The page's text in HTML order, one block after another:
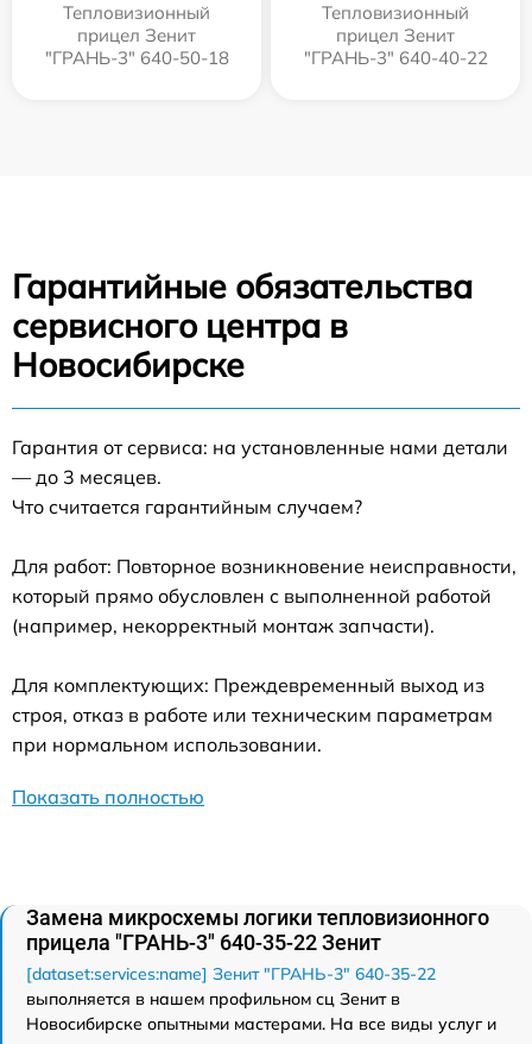
Тепловизионный
прицел Зенит
"ГРАНЬ-3" 640-50-18
Тепловизионный
прицел Зенит
"ГРАНЬ-3" 640-40-22
Гарантийные обязательства
сервисного центра в
Новосибирске
Гарантия от сервиса: на установленные нами детали
— до 3 месяцев.
Что считается гарантийным случаем?
Для работ: Повторное возникновение неисправности,
который прямо обусловлен с выполненной работой
(например, некорректный монтаж запчасти).
Для комплектующих: Преждевременный выход из
строя, отказ в работе или техническим параметрам
при нормальном использовании.
Показать полностью
Замена микросхемы логики тепловизионного
прицела "ГРАНЬ-3" 640-35-22 Зенит
[dataset:services:name] Зенит "ГРАНЬ-3" 640-35-22
выполняется в нашем профильном сц Зенит в
Новосибирске опытными мастерами. На все виды услуг и